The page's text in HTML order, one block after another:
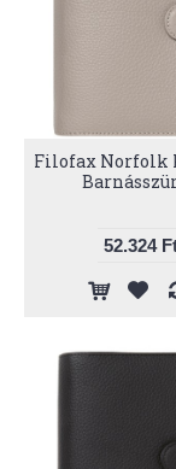
Filofax Norfolk
52.324